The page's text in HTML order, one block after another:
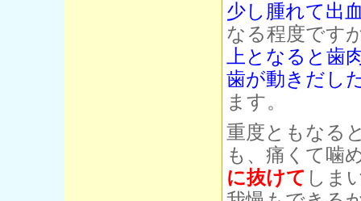
少し腫れて出
なる程度です
上となると歯
歯が動きだし
ます。
重度ともなる
も、痛くて噛
に抜けて しま